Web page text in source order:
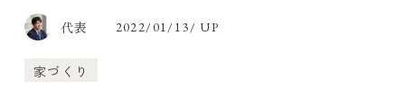
代表 2022/01/13/ UP
家づくり